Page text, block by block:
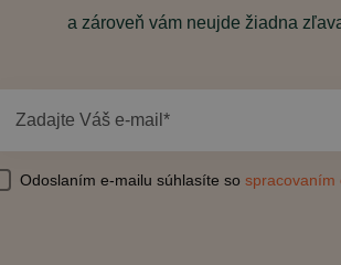
a zároveň vám neujde žiadna
Zadajte Váš e-mail*
Odoslaním e-mailu súhlasíte so spracovaním